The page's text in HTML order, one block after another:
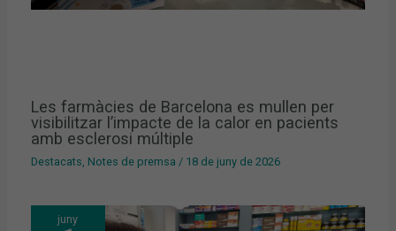
Les farmàcies de Barcelona es mullen per
visibilitzar l’impacte de la calor en pacients
amb esclerosi múltiple
Destacats Notes de premsa / 18 de juny de 2026
juny